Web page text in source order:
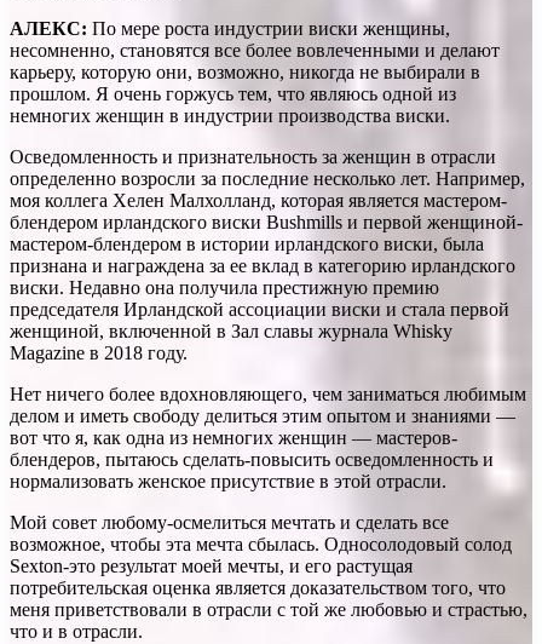
АЛЕКС: По мере роста индустрии виски женщины,
несомненно, становятся все более вовлеченными и делают
карьеру, которую они, возможно, никогда не выбирали в
прошлом. Я очень горжусь тем, что являюсь одной из
немногих женщин в индустрии производства виски.
Осведомленность и признательность за женщин в отрасли
определенно возросли за последние несколько лет. Например,
моя коллега Хелен Малхолланд, которая является мастером-
блендером ирландского виски Bushmills и первой женщиной-
мастером-блендером в истории ирландского виски, была
признана и награждена за ее вклад в категорию ирландского
виски. Недавно она получила престижную премию
председателя Ирландской ассоциации виски и стала первой
женщиной, включенной в Зал славы журнала Whisky
Magazine в 2018 году.
Нет ничего более вдохновляющего, чем заниматься любимым
делом и иметь свободу делиться этим опытом и знаниями —
вот что я, как одна из немногих женщин — мастеров-
блендеров, пытаюсь сделать-повысить осведомленность и
нормализовать женское присутствие в этой отрасли.
Мой совет любому-осмелиться мечтать и сделать все
возможное, чтобы эта мечта сбылась. Односолодовый солод
Sexton-это результат моей мечты, и его растущая
потребительская оценка является доказательством того, что
меня приветствовали в отрасли с той же любовью и страстью,
что и в отрасли.